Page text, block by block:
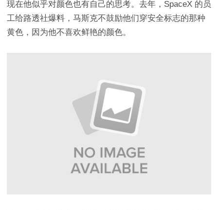
现在他似乎对颜色也有自己的思考。去年，SpaceX 的员
工给路透社爆料，马斯克不鼓励他们穿安全标志的那种
黄色，因为他不喜欢鲜艳的颜色。